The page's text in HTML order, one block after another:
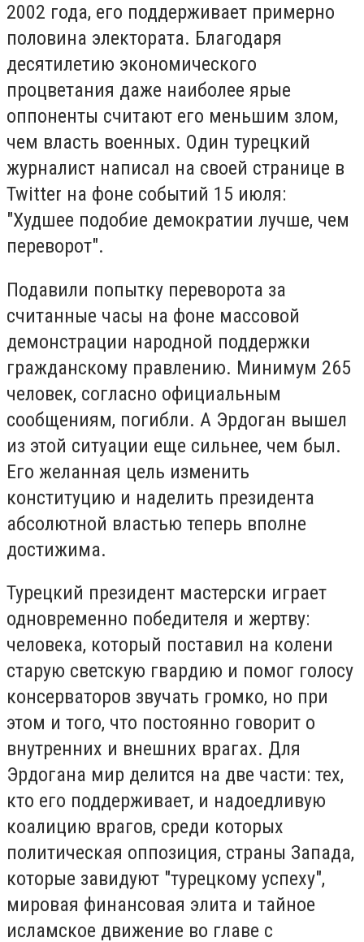
2002 года, его поддерживает примерно
половина электората. Благодаря
десятилетию экономического
процветания даже наиболее ярые
оппоненты считают его меньшим злом,
чем власть военных. Один турецкий
журналист написал на своей странице в
Twitter на фоне событий 15 июля:
"Худшее подобие демократии лучше, чем
переворот".
Подавили попытку переворота за
считанные часы на фоне массовой
демонстрации народной поддержки
гражданскому правлению. Минимум 265
человек, согласно официальным
сообщениям, погибли. А Эрдоган вышел
из этой ситуации еще сильнее, чем был.
Его желанная цель изменить
конституцию и наделить президента
абсолютной властью теперь вполне
достижима.
Турецкий президент мастерски играет
одновременно победителя и жертву:
человека, который поставил на колени
старую светскую гвардию и помог голосу
консерваторов звучать громко, но при
этом и того, что постоянно говорит о
внутренних и внешних врагах. Для
Эрдогана мир делится на две части: тех,
кто его поддерживает, и надоедливую
коалицию врагов, среди которых
политическая оппозиция, страны Запада,
которые завидуют "турецкому успеху",
мировая финансовая элита и тайное
исламское движение во главе с